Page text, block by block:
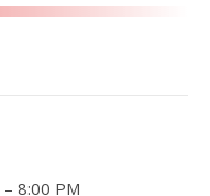
– 8:00 PM